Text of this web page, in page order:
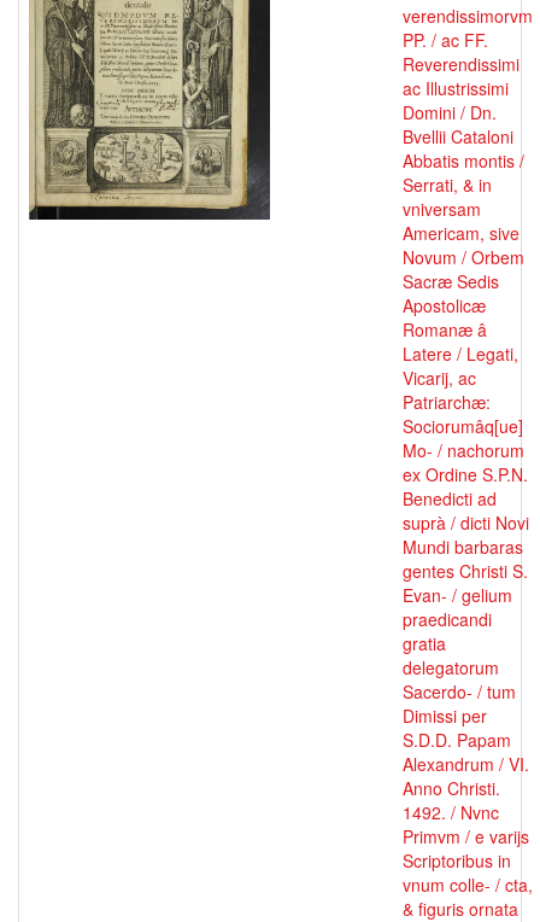
verendissimorvm
PP. / ac FF.
Reverendissimi
ac Illustrissimi
Domini / Dn.
Bvellii Cataloni
Abbatis montis /
Serrati, & in
vniversam
Americam, sive
Novum / Orbem
Sacræ Sedis
Apostolicæ
Romanæ â
Latere / Legati,
Vicarij, ac
Patriarchæ:
Sociorumâq[ue]
Mo- / nachorum
ex Ordine S.P.N.
Benedicti ad
suprà / dicti Novi
Mundi barbaras
gentes Christi S.
Evan- / gelium
praedicandi
gratia
delegatorum
Sacerdo- / tum
Dimissi per
S.D.D. Papam
Alexandrum / VI.
Anno Christi.
1492. / Nvnc
Primvm / e varijs
Scriptoribus in
vnum colle- / cta,
& figuris ornata